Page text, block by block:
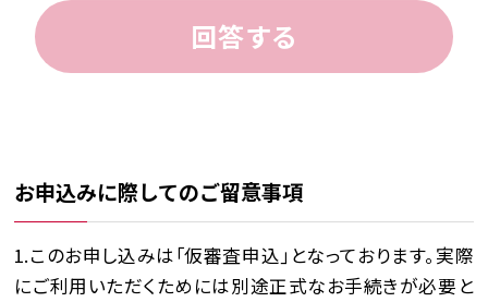
回答する
お申込みに際してのご留意事項
1.このお申し込みは｢仮審査申込｣となっております。実際
にご利用いただくためには別途正式なお手続きが必要と